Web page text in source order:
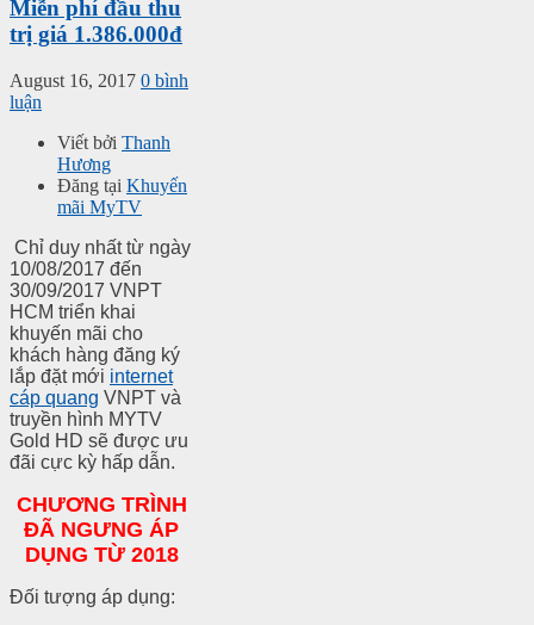
Miễn phí đầu thu
trị giá 1.386.000đ
August 16, 2017 0 bình
luận
Viết bởi Thanh
Hương
Đăng tại Khuyến
mãi MyTV
Chỉ duy nhất từ ngày
10/08/2017 đến
30/09/2017 VNPT
HCM triển khai
khuyến mãi cho
khách hàng đăng ký
lắp đặt mới internet
cáp quang VNPT và
truyền hình MYTV
Gold HD sẽ được ưu
đãi cực kỳ hấp dẫn.
CHƯƠNG TRÌNH
ĐÃ NGƯNG ÁP
DỤNG TỪ 2018
Đối tượng áp dụng: